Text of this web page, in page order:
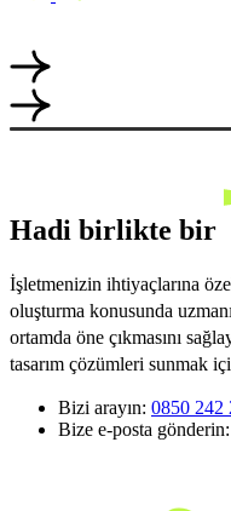
Hadi birlikte bir
İşletmenizin ihtiyaçlarına
oluşturma konusunda
ortamda öne çıkmasını
tasarım çözümleri sunmak
Bizi arayın: 0850 242
Bize e-posta gönderin: